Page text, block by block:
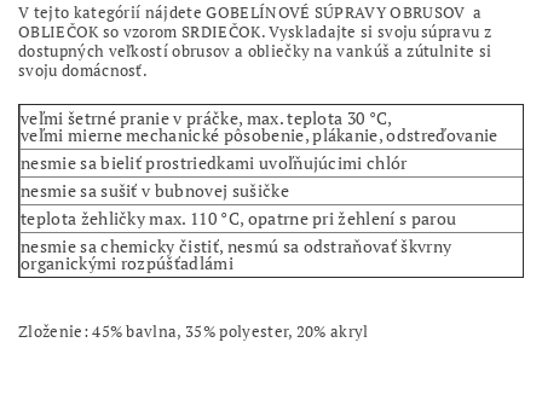
V tejto kategórií nájdete GOBELÍNOVÉ SÚPRAVY OBRUSOV a
OBLIEČOK so vzorom SRDIEČOK. Vyskladajte si svoju súpravu z
dostupných veľkostí obrusov a obliečky na vankúš a zútulnite si
svoju domácnosť.
veľmi šetrné pranie v práčke, max. teplota 30 °C,
veľmi mierne mechanické pôsobenie, plákanie, odstreďovanie
nesmie sa bieliť prostriedkami uvoľňujúcimi chlór
nesmie sa sušiť v bubnovej sušičke
teplota žehličky max. 110 °C, opatrne pri žehlení s parou
nesmie sa chemicky čistiť, nesmú sa odstraňovať škvrny
organickými rozpúšťadlámi
Zloženie: 45% bavlna, 35% polyester, 20% akryl